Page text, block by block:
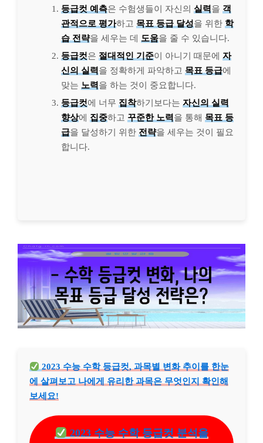
등급컷 예측은 수험생들이 자신의 실력 을 객
관적으로 평가하고 목표 등급 달성을 위한 학
습 전략을 세우는 데 도움을 줄 수 있습니다.
등급컷은 절대적인 기준이 아니기 때문에 자
신의 실력 을 정확하게 파악하고 목표 등급에
맞는 노력 을 하는 것이 중요합니다.
등급컷에 너무 집착하기보다는 자신의 실력
향상에 집중하고 꾸준한 노력 을 통해 목표 등
급을 달성하기 위한 전략을 세우는 것이 필요
합니다.
2023 수능 수학 등급컷, 과목별 변화 추이를 한눈
에 살펴보고 나에게 유리한 과목은 무엇인지 확인해
보세요!
2023 수능 수학 등급컷 분석을